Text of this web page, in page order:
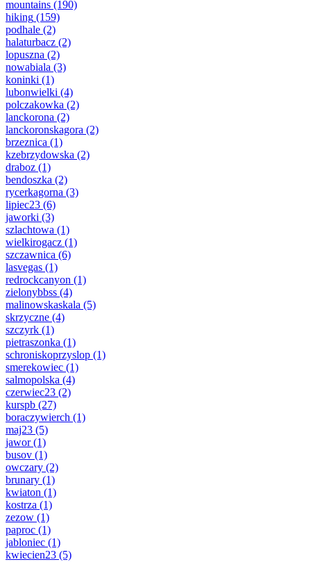
mountains (190)
hiking (159)
podhale (2)
halaturbacz (2)
lopuszna (2)
nowabiala (3)
koninki (1)
lubonwielki (4)
polczakowka (2)
lanckorona (2)
lanckoronskagora (2)
brzeznica (1)
kzebrzydowska (2)
draboz (1)
bendoszka (2)
rycerkagorna (3)
lipiec23 (6)
jaworki (3)
szlachtowa (1)
wielkirogacz (1)
szczawnica (6)
lasvegas (1)
redrockcanyon (1)
zielonybbss (4)
malinowskaskala (5)
skrzyczne (4)
szczyrk (1)
pietraszonka (1)
schroniskoprzyslop (1)
smerekowiec (1)
salmopolska (4)
czerwiec23 (2)
kurspb (27)
boraczywierch (1)
maj23 (5)
jawor(1)
busov (1)
owczary (2)
brunary (1)
kwiaton (1)
kostrza (1)
zezow (1)
paproc (1)
jabloniec (1)
kwiecien23 (5)